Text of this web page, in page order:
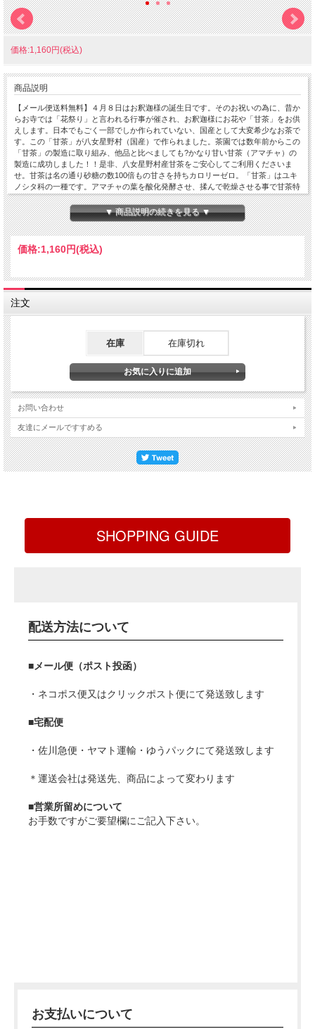
価格:1,160円(税込)
商品説明
【メール便送料無料】４月８日はお釈迦様の誕生日です。そのお祝いの為に、昔か
らお寺では「花祭り」と言われる行事が催され、お釈迦様にお花や「甘茶」をお供
えします。日本でもごく一部でしか作られていない、国産として大変希少なお茶で
す。この「甘茶」が八女星野村（国産）で作られました。茶園では数年前からこの
「甘茶」の製造に取り組み、他品と比べましても?かなり甘い甘茶（アマチャ）の
製造に成功しました！！是非、八女星野村産甘茶をご安心してご利用くださいま
せ。甘茶は名の通り砂糖の数100倍もの甘さを持ちカロリーゼロ。「甘茶」はユキ
ノシタ科の一種です。アマチャの葉を酸化発酵させ、揉んで乾燥させる事で甘茶特
有の甘さを引き出します。当店の甘茶は契約農家さんにご協力いただき、生産から
製造まで一貫して行っております。どうぞ国産甘茶として、安心してご利用くださ
いませ［原材料］国産茶［内容量］1gx15Pティーバッグタイプ
▼ 商品説明の続きを見る ▼
価格:1,160円(税込)
注文
在庫 在庫切れ
お問い合わせ
友達にメールですすめる